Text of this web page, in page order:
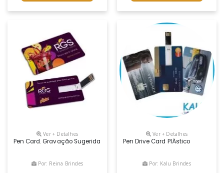
Ver + Detalhes
Pen Card. Gravação Sugerida Em Digital
Por: Reina Brindes
Ver + Detalhes
Pen Drive Card PlÁstico
Por: Kalu Brindes